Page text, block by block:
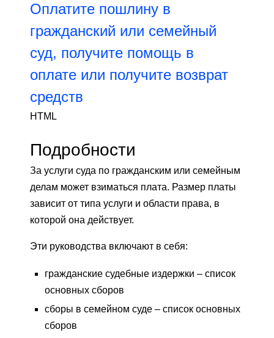
Оплатите пошлину в
гражданский или семейный
суд, получите помощь в
оплате или получите возврат
средств
HTML
Подробности
За услуги суда по гражданским или семейным
делам может взиматься плата. Размер платы
зависит от типа услуги и области права, в
которой она действует.
Эти руководства включают в себя:
гражданские судебные издержки – список
основных сборов
сборы в семейном суде – список основных
сборов